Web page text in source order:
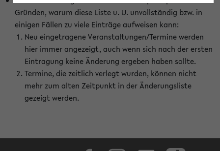
Gründen, warum diese Liste u. U. unvollständig bzw. in
einigen Fällen zu viele Einträge aufweisen kann:
Neu eingetragene Veranstaltungen/Termine werden
hier immer angezeigt, auch wenn sich nach der ersten
Eintragung keine Änderung ergeben haben sollte.
Termine, die zeitlich verlegt wurden, können nicht
mehr zum alten Zeitpunkt in der Änderungsliste
gezeigt werden.